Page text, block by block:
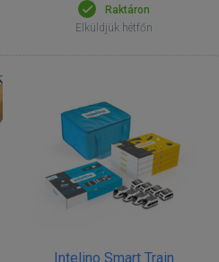
Raktáron
Elküldjük hétfőn
Intelino Smart Train